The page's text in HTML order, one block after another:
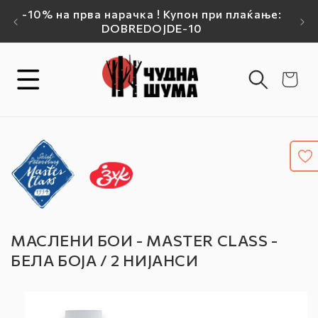
Прејдете на
содржината
-10% на прва нарачка ! Купон при плаќање:
DOBREDOJDE-10
Кошничка
МАСЛЕНИ БОИ - MASTER CLASS -
БЕЛА БОЈА / 2 НИЈАНСИ